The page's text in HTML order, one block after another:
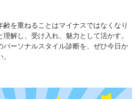
齢を重ねることはマイナスではなくなり
解し、受け入れ、魅力として活かす。
パーソナルスタイル診断を、ぜひ今日か